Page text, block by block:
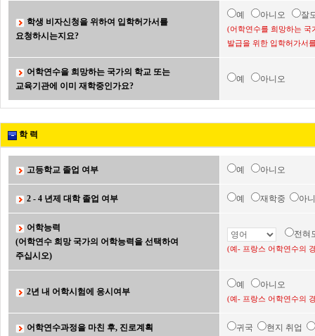
학생 비자신청을 위하여 입학허가서를
요청하시는지요?
예 아니오 잘
(어학연수를 희망하는 국
발급을 위한 입학허가서
어학연수을 희망하는 국가의 학교 또는
교육기관에 이미 재학중인가요?
예 아니오
학 력
고등학교 졸업 여부 예 아니오
2 - 4 년제 대학 졸업 여부 예 재학중 아
어학능력
(어학연수 희망 국가의 어학능력을 선택하여
주십시오)
전
(예- 프랑스 어학연수의
2년 내 어학시험에 응시여부
예 아니오
(예- 프랑스 어학연수의
어학연수과정을 마친 후, 진로계획 귀국 현지 취업